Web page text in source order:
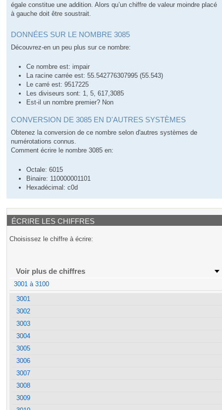
égale constitue une addition. Alors qu’un chiffre de valeur moindre placé
à gauche doit être soustrait.
DONNÉES SUR LE NOMBRE 3085
Découvrez-en un peu plus sur ce nombre:
Ce nombre est: impair
La racine carrée est: 55.542776307995 (55.543)
Le carré est: 9517225
Les diviseurs sont: 1, 5, 617,3085
Est-il un nombre premier? Non
CONVERSION DE 3085 EN D'AUTRES SYSTÈMES
Obtenez la conversion de ce nombre selon d'autres systèmes de
numérotations connus.
Comment écrire le nombre 3085 en:
Octale: 6015
Binaire: 110000001101
Hexadécimal: c0d
ÉCRIRE LES CHIFFRES
Choisissez le chiffre à écrire:
Voir plus de chiffres
3001 à 3100
3001
3002
3003
3004
3005
3006
3007
3008
3009